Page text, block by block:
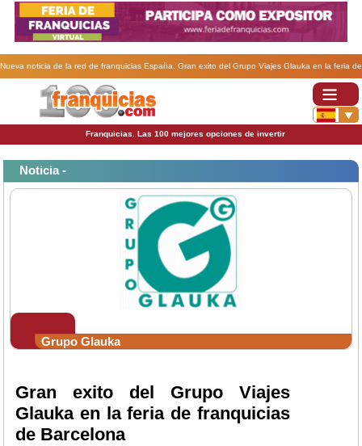
Nueva noticia de la red de franquicias España. Gran exito del Grupo Viajes Glauka en la feria de
franquicias de Barcelona.
Franquicias. Las 100 mejores opciones de invertir
Noticia -
Grupo Glauka
Gran exito del Grupo Viajes
Glauka en la feria de franquicias
de Barcelona